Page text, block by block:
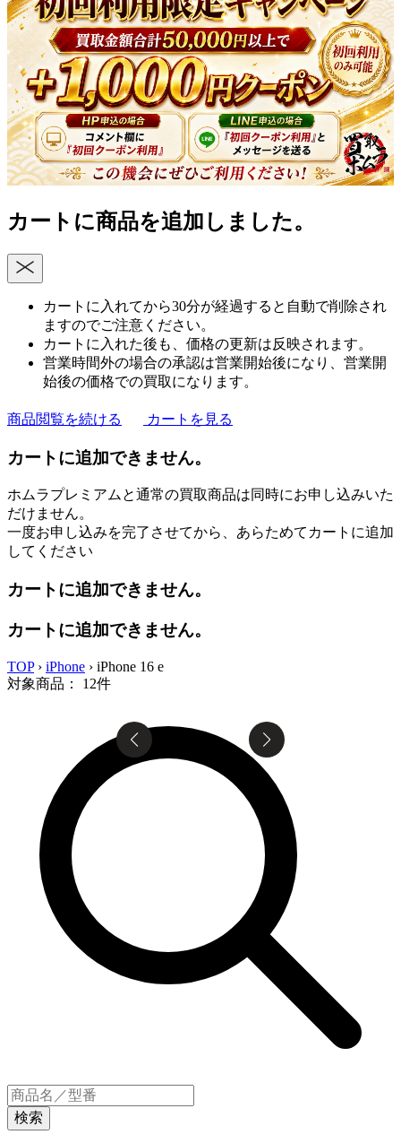
カートに商品を追加しました。
カートに入れてから30分が経過すると自動で削除され
ますのでご注意ください。
カートに入れた後も、価格の更新は反映されます。
営業時間外の場合の承認は営業開始後になり、営業開
始後の価格での買取になります。
商品閲覧を続ける カートを見る
カートに追加できません。
ホムラプレミアムと通常の買取商品は同時にお申し込みいた
だけません。
一度お申し込みを完了させてから、あらためてカートに追加
してください
カートに追加できません。
カートに追加できません。
TOP › iPhone › iPhone 16 e
対象商品：
12件